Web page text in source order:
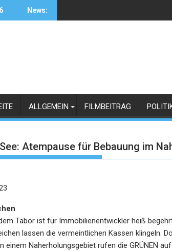
News:
ALLGEMEIN FILMBEITRAG
Atempause für Bebauung im
Tabor ist für Immobilienentwickler heiß
lassen die vermeintlichen Kassen klingeln.
einem Naherholungsgebiet rufen die GRÜNEN